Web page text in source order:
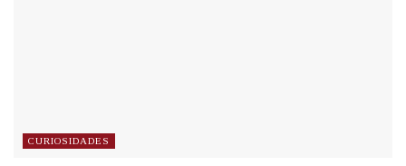
CURIOSIDADES